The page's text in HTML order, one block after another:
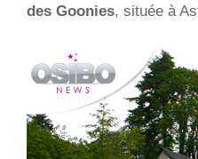
des Goonies, située à